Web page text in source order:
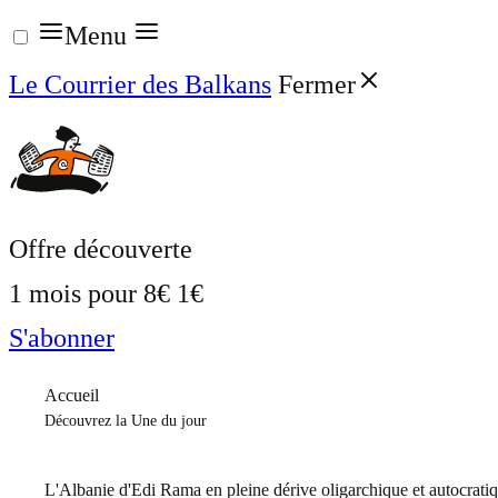
Aller
au
contenu
Menu
Le Courrier des Balkans Fermer
Offre découverte
1 mois pour 8€ 1€
S'abonner
Accueil
Découvrez la Une du jour
L'Albanie d'Edi Rama en pleine dérive oligarchique et